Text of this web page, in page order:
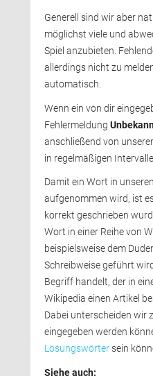
Generell sind wir aber
möglichst viele und
Spiel anzubieten.
allerdings nicht zu
automatisch.
Wenn ein von dir
Fehlermeldung
anschließend von
in regelmäßigen
Damit ein Wort in
aufgenommen wird, ist
korrekt geschrieben
Wort in einer Reihe von
beispielsweise dem
Schreibweise geführt
Begriff handelt, der in
Wikipedia einen Artikel
Dabei unterscheiden wir
eingegeben werden
Lösungswörtersein
Siehe auch: